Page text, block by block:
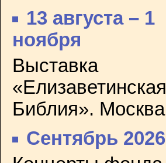
13 августа – 1
ноября
Выставка
«Елизаветинская
Библия». Москва
Сентябрь 2026